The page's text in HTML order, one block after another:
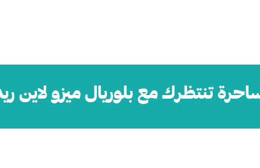
تنتظرك مع بلوريال ميزو لاين